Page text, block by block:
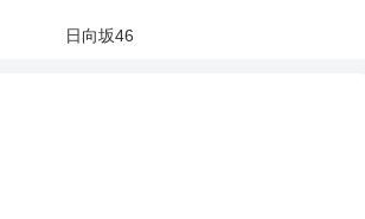
日向坂46